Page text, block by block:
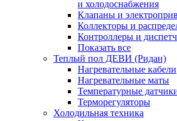
и холодоснабжения
Клапаны и
Коллекторы и
Контроллеры и
Показать все
Теплый пол ДЕВИ (Ридан)
Нагревательные кабели
Нагревательные маты
Температурные
Терморегуляторы
Холодильная техника